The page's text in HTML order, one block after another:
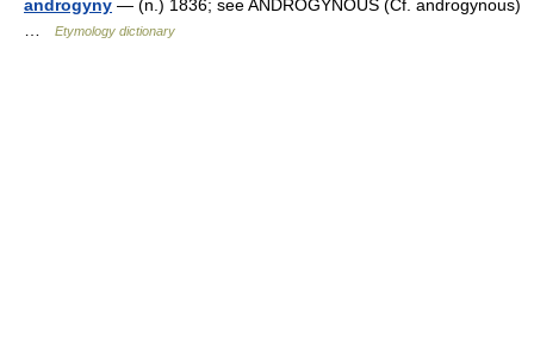
androgyny — (n.) 1836; see ANDROGYNOUS (Cf. androgynous)
Etymology dictionary